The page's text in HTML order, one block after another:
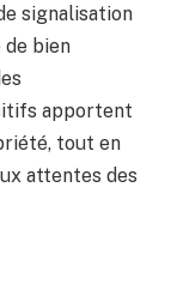
signalisation
de bien
apportent
tout en
attentes des